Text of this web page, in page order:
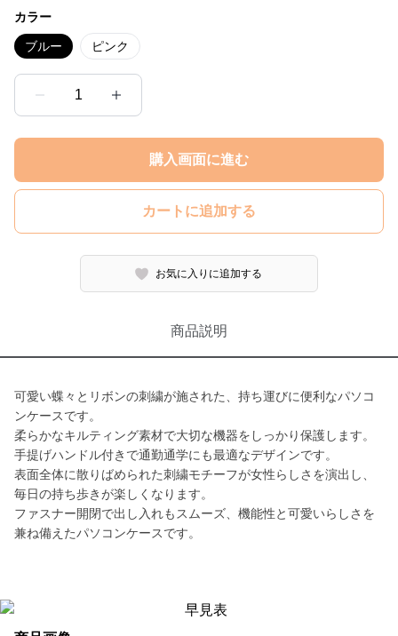
カラー
ブルー ピンク
1
購入画面に進む
カートに追加する
お気に入りに追加する
商品説明
可愛い蝶々とリボンの刺繍が施された、持ち運びに便利なパソコ
ンケースです。
柔らかなキルティング素材で大切な機器をしっかり保護します。
手提げハンドル付きで通勤通学にも最適なデザインです。
表面全体に散りばめられた刺繍モチーフが女性らしさを演出し、
毎日の持ち歩きが楽しくなります。
ファスナー開閉で出し入れもスムーズ、機能性と可愛いらしさを
兼ね備えたパソコンケースです。